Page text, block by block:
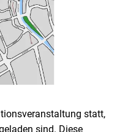
statt,
sind. Diese